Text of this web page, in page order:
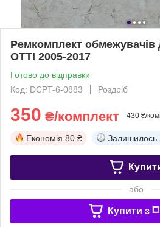
Ремкомплект обмежувачів
OTTI 2005-2017
Готово до відправки
Код: DCPT-6-0883
Роздріб
350 ₴/комплект 430 ₴/
Економія 80 ₴ Залишилось
або
Купити з